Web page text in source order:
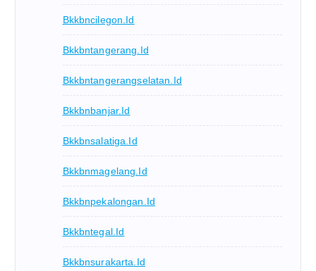
Bkkbncilegon.id
Bkkbntangerang.id
Bkkbntangerangselatan.id
Bkkbnbanjar.id
Bkkbnsalatiga.id
Bkkbnmagelang.id
Bkkbnpekalongan.id
Bkkbntegal.id
Bkkbnsurakarta.id